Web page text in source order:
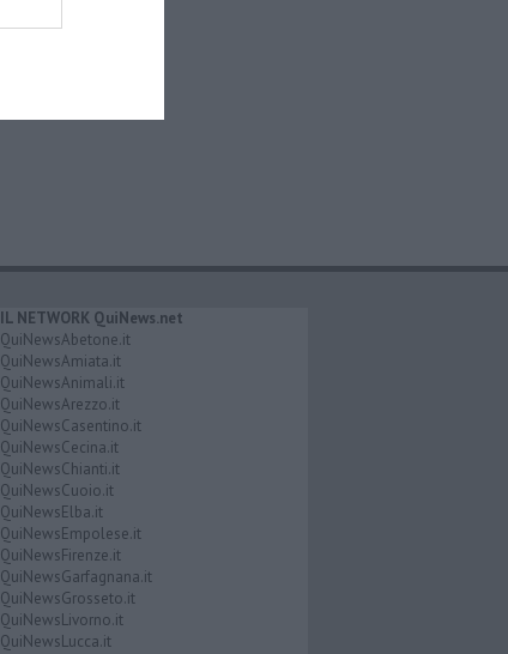
IL NETWORK QuiNews.net
QuiNewsAbetone.it
QuiNewsAmiata.it
QuiNewsAnimali.it
QuiNewsArezzo.it
QuiNewsCasentino.it
QuiNewsCecina.it
QuiNewsChianti.it
QuiNewsCuoio.it
QuiNewsElba.it
QuiNewsEmpolese.it
QuiNewsFirenze.it
QuiNewsGarfagnana.it
QuiNewsGrosseto.it
QuiNewsLivorno.it
QuiNewsLucca.it